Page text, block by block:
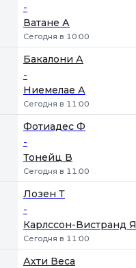
-
Ватане А
Сегодня в 10:00
Бакалони А
-
Ниемелае А
Сегодня в 11:00
Фотиадес Ф
-
Тонейц В
Сегодня в 11:00
Лозен Т
-
Карлссон-Вистранд Я
Сегодня в 11:00
Ахти Веса